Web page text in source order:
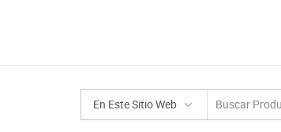
En Este Sitio Web